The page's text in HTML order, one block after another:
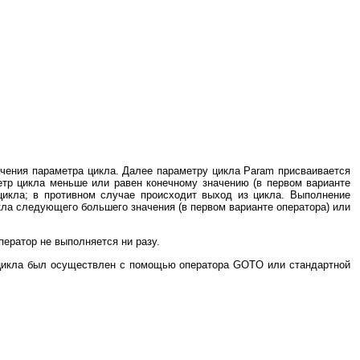
параметра цикла. Далее параметру цикла Param присваивается
цикла меньше или равен конечному значению (в первом варианте
в противном случае происходит выход из цикла. Выполнение
следующего большего значения (в первом варианте оператора) или
не выполняется ни разу.
был осуществлен с помощью оператора GOTO или стандартной